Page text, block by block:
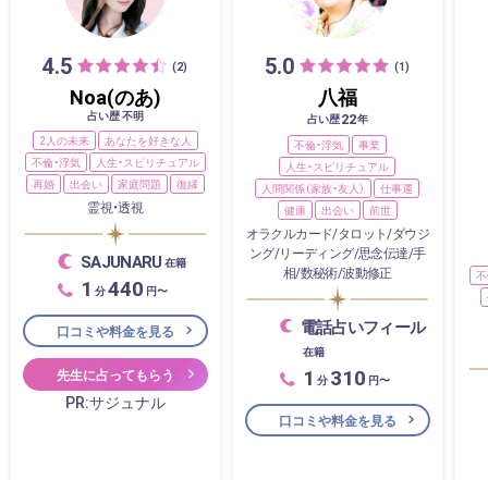
4.5 (2)
Noa(のあ)
占い歴 不明
2人の未来
あなたを好きな人
不倫・浮気
人生・スピリチュアル
再婚
出会い 家庭問題 復縁
霊視・透視
SAJUNARU 在籍
1 分440 円〜
口コミや料金を見る
先生に占ってもらう
PR:サジュナル
5.0 (1)
八福
占い歴22年
不倫・浮気
事業
人生・スピリチュアル
人間関係（家族・友人）
仕事運
健康
出会い 前世
オラクルカード/タロット/ダウジ
ング/リーディング/思念伝達/手
相/数秘術/波動修正
電話占いフィール
在籍
1 分 310 円〜
口コミや料金を見る